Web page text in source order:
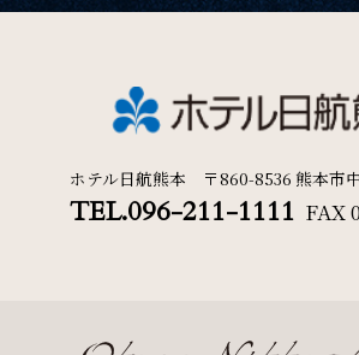
フォトギャラリー
One Harmony
ホテル日航熊本 〒860-8536 熊本市
TEL.096-211-1111 FAX